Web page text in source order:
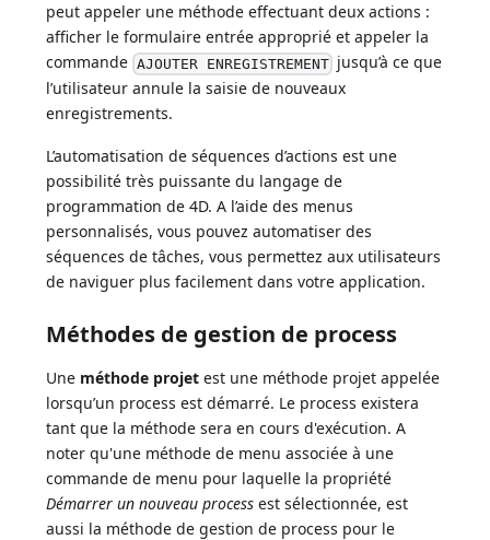
peut appeler une méthode effectuant deux actions :
afficher le formulaire entrée approprié et appeler la
commande AJOUTER ENREGISTREMENT jusqu’à ce que
l’utilisateur annule la saisie de nouveaux
enregistrements.
L’automatisation de séquences d’actions est une
possibilité très puissante du langage de
programmation de 4D. A l’aide des menus
personnalisés, vous pouvez automatiser des
séquences de tâches, vous permettez aux utilisateurs
de naviguer plus facilement dans votre application.
Méthodes de gestion de process
Une méthode projet est une méthode projet appelée
lorsqu’un process est démarré. Le process existera
tant que la méthode sera en cours d'exécution. A
noter qu'une méthode de menu associée à une
commande de menu pour laquelle la propriété
Démarrer un nouveau process est sélectionnée, est
aussi la méthode de gestion de process pour le